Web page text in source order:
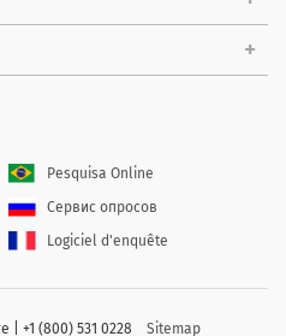
Pesquisa Online
Сервис опросов
Logiciel d'enquête
| +1 (800) 531 0228 Sitemap